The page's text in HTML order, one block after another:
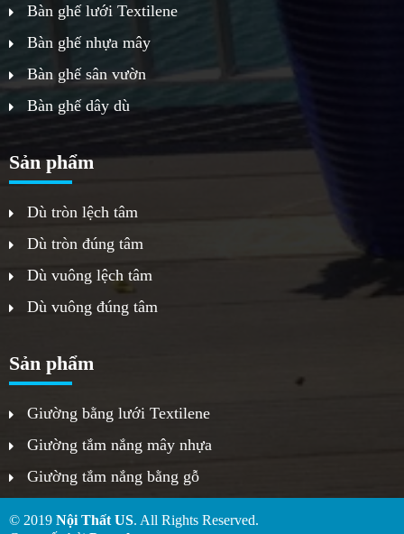
Bàn ghế lưới Textilene
Bàn ghế nhựa mây
Bàn ghế sân vườn
Bàn ghế dây dù
Sản phẩm
Dù tròn lệch tâm
Dù tròn đúng tâm
Dù vuông lệch tâm
Dù vuông đúng tâm
Sản phẩm
Giường bằng lưới Textilene
Giường tắm nắng mây nhựa
Giường tắm nắng bằng gỗ
© 2019 Nội Thất US. All Rights Reserved.